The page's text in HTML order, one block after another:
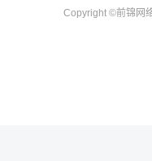
Copyright ©前锦网